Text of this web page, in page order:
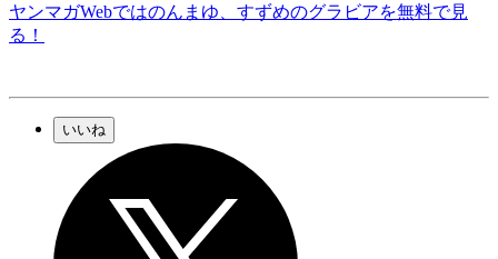
ヤンマガWebではのんまゆ、すずめのグラビアを無料で見
る！
いいね